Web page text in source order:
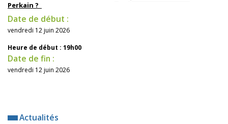
Perkain ?
Date de début :
vendredi 12 juin 2026
Heure de début : 19h00
Date de fin :
vendredi 12 juin 2026
Actualités